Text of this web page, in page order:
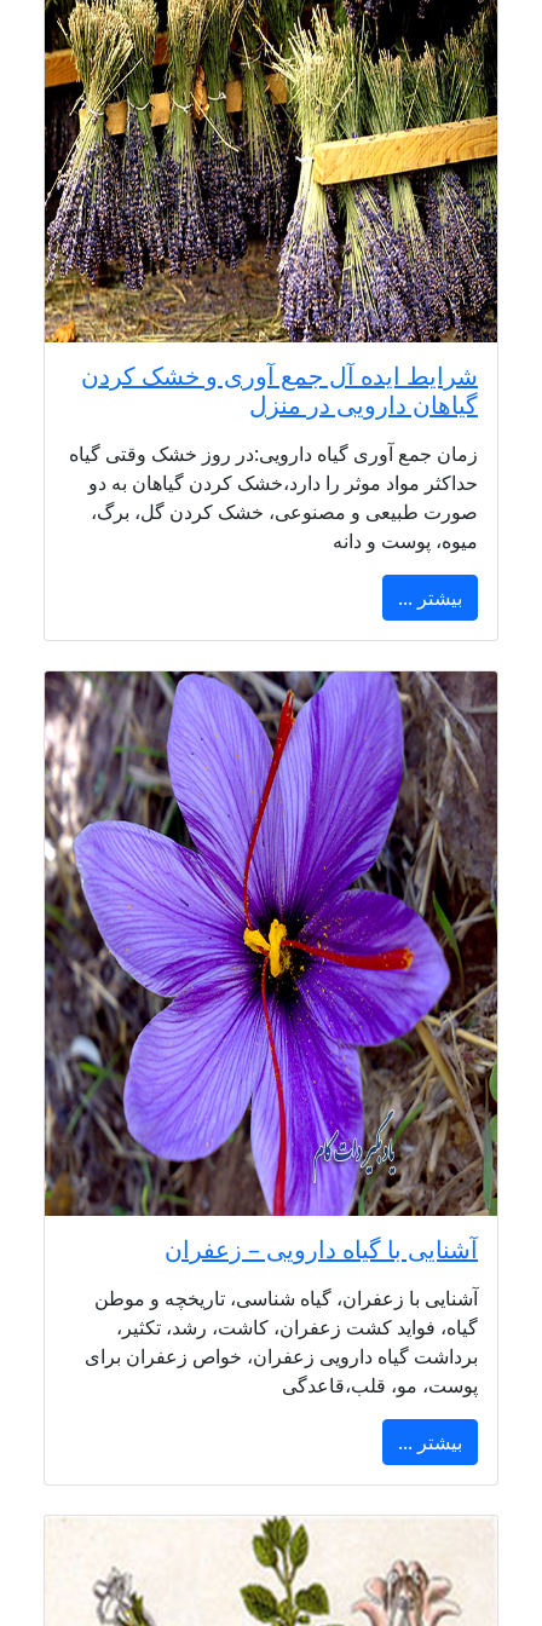
شرایط ایده آل جمع آوری و خشک کردن
گیاهان دارویی در منزل
زمان جمع آوری گیاه دارویی:در روز خشک وقتی گیاه
حداکثر مواد موثر را دارد،خشک کردن گیاهان به دو
صورت طبیعی و مصنوعی، خشک کردن گل، برگ،
میوه، پوست و دانه
بیشتر ...
آشنایی با گیاه دارویی – زعفران
آشنایی با زعفران، گیاه شناسی، تاریخچه و موطن
گیاه، فواید کشت زعفران، کاشت، رشد، تکثیر،
برداشت گیاه دارویی زعفران، خواص زعفران برای
پوست، مو، قلب،قاعدگی
بیشتر ...